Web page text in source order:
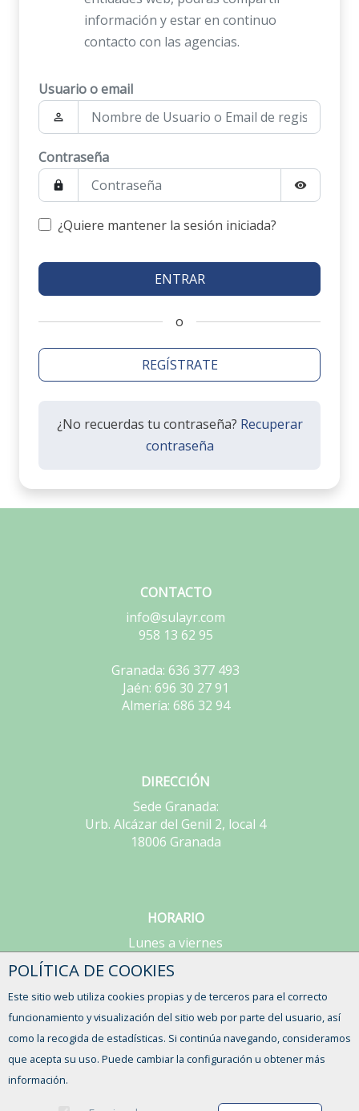
información y estar en continuo
contacto con las agencias.
Usuario o email
person_outline
Contraseña
lock visibility
¿Quiere mantener la sesión iniciada?
o
REGÍSTRATE
¿No recuerdas tu contraseña? Recuperar
contraseña
CONTACTO
info@sulayr.com
958 13 62 95
Granada: 636 377 493
Jaén: 696 30 27 91
Almería: 686 32 94
DIRECCIÓN
Sede Granada:
Urb. Alcázar del Genil 2, local 4
18006 Granada
HORARIO
Lunes a viernes
CONTACTO
POLÍTICA DE COOKIES
Este sitio web utiliza cookies propias y de terceros para el correcto
funcionamiento y visualización del sitio web por parte del usuario, así
como la recogida de estadísticas. Si continúa navegando, consideramos
que acepta su uso. Puede cambiar la configuración u obtener más
información.